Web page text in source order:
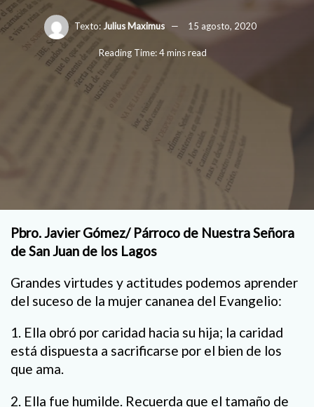
Texto: Julius Maximus 15 agosto, 2020
Reading Time: 4 mins read
Pbro. Javier Gómez/ Párroco de Nuestra Señora
de San Juan de los Lagos
Grandes virtudes y actitudes podemos aprender
del suceso de la mujer cananea del Evangelio:
1. Ella obró por caridad hacia su hija; la caridad
está dispuesta a sacrificarse por el bien de los
que ama.
2. Ella fue humilde. Recuerda que el tamaño de